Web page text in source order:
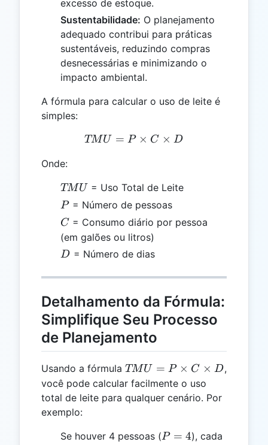
excesso de estoque.
Sustentabilidade: O planejamento
adequado contribui para práticas
sustentáveis, reduzindo compras
desnecessárias e minimizando o
impacto ambiental.
A fórmula para calcular o uso de leite é
simples:
TMU = P \times C \times
TMU = P × C × D
Onde:
TMU
TMU = Uso Total de Leite
P
P= Número de pessoas
C
C = Consumo diário por pessoa
(em galões ou litros)
D
D = Número de dias
Detalhamento da Fórmula:
Simplifique Seu Processo
de Planejamento
Usando a fórmula TMU
= P
\times
D
TMU = P × C × D,
você pode calcular facilmente o uso
total de leite para qualquer cenário. Por
exemplo:
Se houver 4 pessoas (P
P = 4), cada